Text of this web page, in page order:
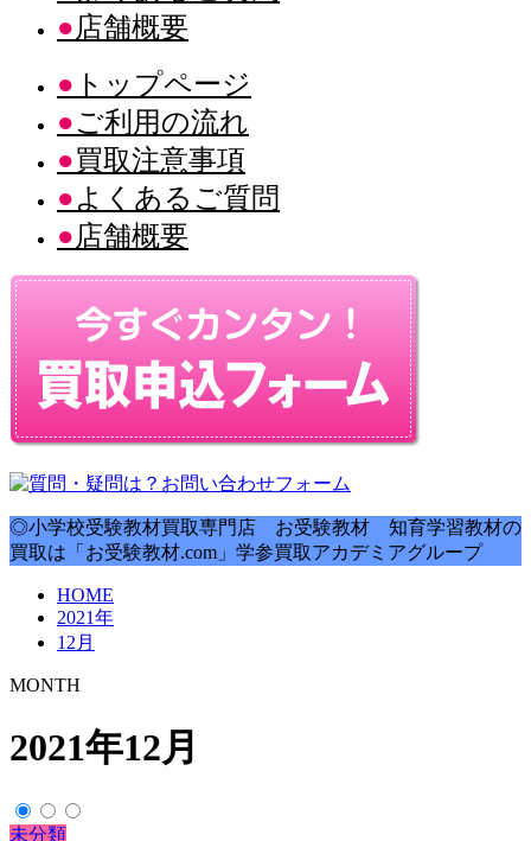
店舗概要
トップページ
ご利用の流れ
買取注意事項
よくあるご質問
店舗概要
◎小学校受験教材買取専門店 お受験教材 知育学習教材の
買取は「お受験教材.com」学参買取アカデミアグループ
HOME
2021年
12月
MONTH
2021年12月
未分類